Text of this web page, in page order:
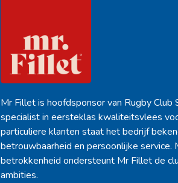
Mr Fillet is hoofdsponsor van Rugby Club
specialist in eersteklas kwaliteitsvlees
particuliere klanten staat het bedrijf
betrouwbaarheid en persoonlijke service.
betrokkenheid ondersteunt Mr Fillet de
ambities.